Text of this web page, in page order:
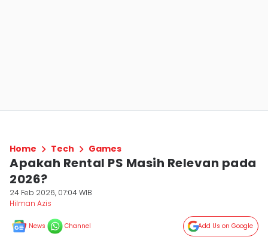
Home Tech Games
Apakah Rental PS Masih Relevan pada
2026?
24 Feb 2026, 07:04 WIB
Hilman Azis
News Channel Add Us on Google